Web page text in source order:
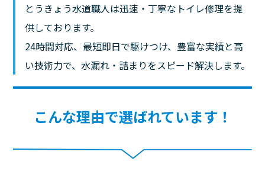
とうきょう水道職人は迅速・丁寧なトイレ修理を提
供しております。
24時間対応、最短即日で駆けつけ、豊富な実績と高
い技術力で、水漏れ・詰まりをスピード解決します。
こんな理由で選ばれています！